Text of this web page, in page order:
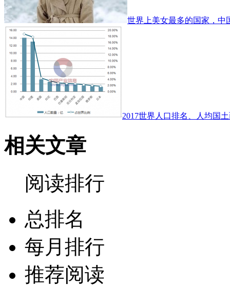
世界上美女最多的国家，中
2017世界人口排名、人均国
相关文章
阅读排行
总排名
每月排行
推荐阅读